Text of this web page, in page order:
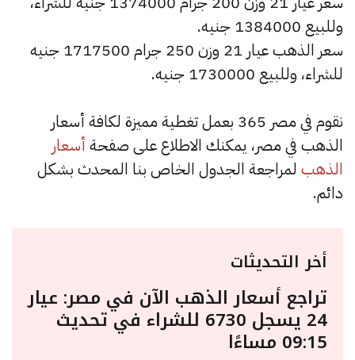
وللبيع 1384000 جنيه.
سعر الذهب عيار 21 وزن 250 جرام 1717500 جنيه
للشراء، وللبيع 1730000 جنيه.
نقوم في مصر 365 بعمل تغطية مميزة لكافة أسعار
الذهب في مصر، يمكنك الاطلاع على صفحة أسعار
الذهب لمراجعة الجدول الخاص بنا المحدث بشكل
دائم.
أخر التحديثات
تراجع أسعار الذهب الآن في مصر: عيار
24 يسجل 6730 للشراء في تحديث
09:15 مساءًا